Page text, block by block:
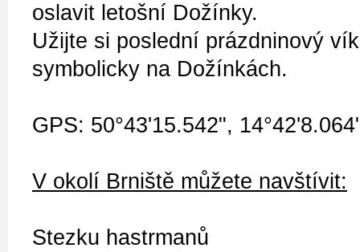
oslavit letošní Dožínky.
Užijte si poslední prázdninový
symbolicky na Dožínkách.
GPS: 50°43'15.542",
V okolí Brniště můžete navštívit:
Stezku hastrmanů